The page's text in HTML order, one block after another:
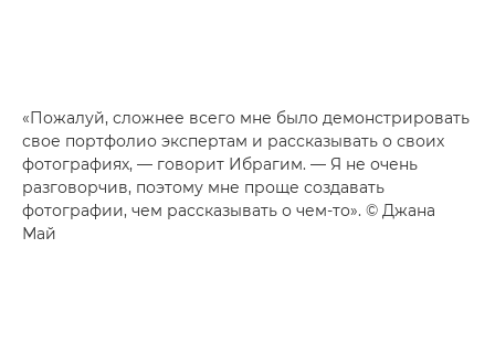
«Пожалуй, сложнее всего мне было демонстрировать
свое портфолио экспертам и рассказывать о своих
фотографиях, — говорит Ибрагим. — Я не очень
разговорчив, поэтому мне проще создавать
фотографии, чем рассказывать о чем-то». © Джана
Май